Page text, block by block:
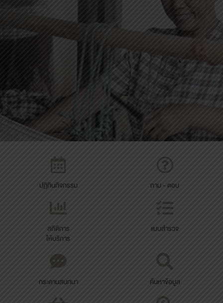
ปฏิทินกิจกรรม ถาม - ตอบ
สถิติการ
ให้บริการ
แบบสำรวจ
กระดานสนทนา ค้นหาข้อมูล